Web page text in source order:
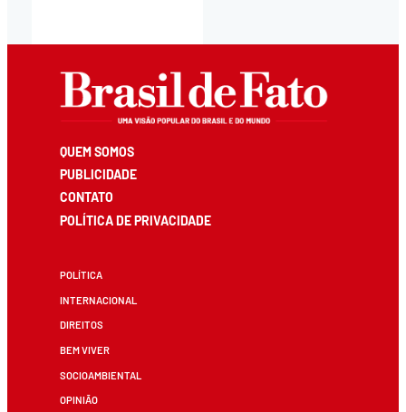
QUEM SOMOS
PUBLICIDADE
CONTATO
POLÍTICA DE PRIVACIDADE
POLÍTICA
INTERNACIONAL
DIREITOS
BEM VIVER
SOCIOAMBIENTAL
OPINIÃO